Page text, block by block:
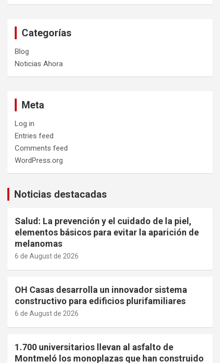
Categorías
Blog
Noticias Ahora
Meta
Log in
Entries feed
Comments feed
WordPress.org
Noticias destacadas
Salud: La prevención y el cuidado de la piel,
elementos básicos para evitar la aparición de
melanomas
6 de August de 2026
OH Casas desarrolla un innovador sistema
constructivo para edificios plurifamiliares
6 de August de 2026
1.700 universitarios llevan al asfalto de
Montmeló los monoplazas que han construido